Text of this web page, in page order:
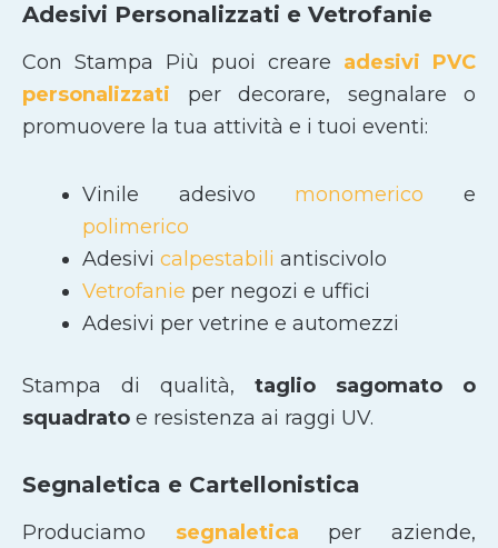
Adesivi Personalizzati e Vetrofanie
Con Stampa Più puoi creare adesivi PVC
personalizzati per decorare, segnalare o
promuovere la tua attività e i tuoi eventi:
Vinile adesivo monomerico e
polimerico
Adesivi calpestabili antiscivolo
Vetrofanie per negozi e uffici
Adesivi per vetrine e automezzi
Stampa di qualità, taglio sagomato
o
squadrato e resistenza ai raggi UV.
Segnaletica e Cartellonistica
Produciamo segnaletica per aziende,